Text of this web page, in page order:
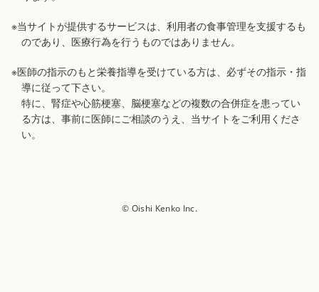
※当サイトが提供するサービスは、利用者の食事管理を支援するも
のであり、医療行為を行うものではありません。
※医師の指示のもと栄養指導を受けている方は、必ずその指示・指
導に従って下さい。
特に、腎症や心筋梗塞、脳梗塞などの複数の合併症を患ってい
る方は、事前に医師にご相談のうえ、当サイトをご利用くださ
い。
© Oishi Kenko Inc.